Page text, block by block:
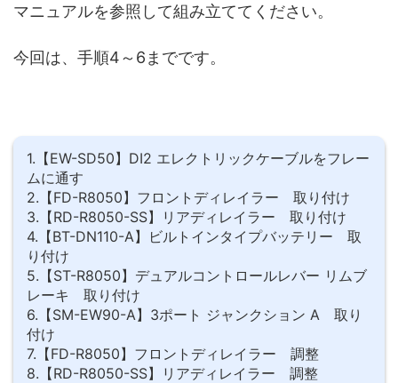
マニュアルを参照して組み立ててください。
今回は、手順4～6までです。
1.【EW-SD50】DI2 エレクトリックケーブルをフレー
ムに通す
2.【FD-R8050】フロントディレイラー 取り付け
3.【RD-R8050-SS】リアディレイラー 取り付け
4.【BT-DN110-A】ビルトインタイプバッテリー 取
り付け
5.【ST-R8050】デュアルコントロールレバー リムブ
レーキ 取り付け
6.【SM-EW90-A】3ポート ジャンクション A 取り
付け
7.【FD-R8050】フロントディレイラー 調整
8.【RD-R8050-SS】リアディレイラー 調整